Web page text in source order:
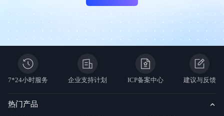
7*24小时服务 企业支持计划 ICP备案中心 建议与反馈
热门产品